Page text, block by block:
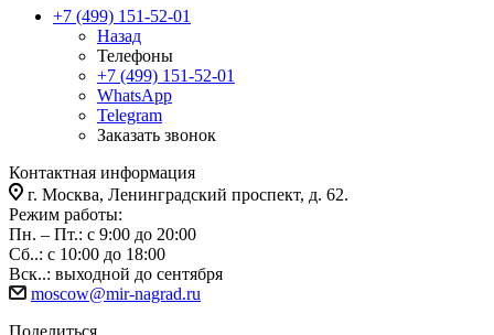
+7 (499) 151-52-01
Назад
Телефоны
+7 (499) 151-52-01
WhatsApp
Telegram
Заказать звонок
Контактная информация
г. Москва, Ленинградский проспект, д. 62.
Режим работы:
Пн. – Пт.: с 9:00 до 20:00
Сб..: с 10:00 до 18:00
Вск..: выходной до сентября
moscow@mir-nagrad.ru
Поделиться